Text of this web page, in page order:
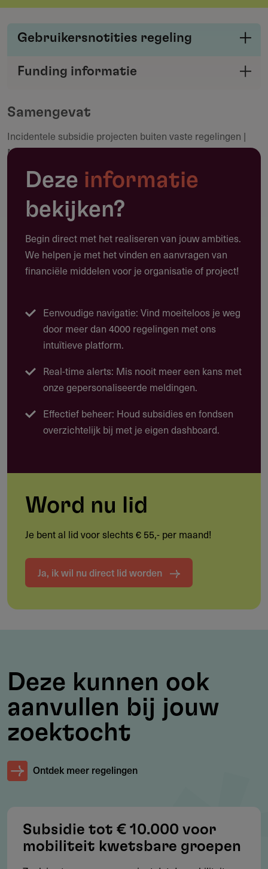
Samengevat
Incidentele subsidie projecten buiten vaste regelingen |
Min 1.000 euro | 7 beleidsdoelen | Geen garantie op
toekenning
Toepassing
Waarvoor kun je deze subsidie gebruiken?
Deze algemene subsidie (ASV) ondersteunt projecten die
passen binnen provinciale beleidsdoelen maar niet binnen
Cultuur en sociale kwaliteit
Kwaliteit openbaar bestuur
Mobiliteit (verkeer en vervoer)
Regionale economie
Ruimtelijk ordening en waterbeheer
Doelgroep
Wie kan deze subsidie aanvragen?
Organisaties en personen met projecten die bijdragen
aan provinciale beleidsdoelen.
aanvragen.
Waar is deze subsidie beschikbaar?
Overijssel.
De activiteiten moeten in Overijssel plaatsvinden of
Welke voorwaarden gelden?
Project past binnen provinciale beleidsdoelen
Gebruikersnotities regeling
verstrekker met de Fondswervingonline
Maak een notitie
Funding informatie
Deze informatie
bekijken?
Begin direct met het realiseren van jouw ambities.
We helpen je met het vinden en aanvragen van
financiële middelen voor je organisatie of project!
Eenvoudige navigatie: Vind moeiteloos je weg
door meer dan 4000 regelingen met ons
intuïtieve platform.
Real-time alerts: Mis nooit meer een kans met
onze gepersonaliseerde meldingen.
Effectief beheer: Houd subsidies en fondsen
overzichtelijk bij met je eigen dashboard.
Word nu lid
Je bent al lid voor slechts € 55,- per maand!
Ja, ik wil nu direct lid worden
Deze kunnen ook
aanvullen bij jouw
zoektocht
Ontdek meer regelingen
Subsidie tot € 10.000 voor
mobiliteit kwetsbare groepen